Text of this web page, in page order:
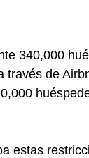
340,000
través de
estas